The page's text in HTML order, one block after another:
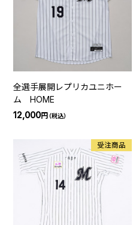
全選手展開レプリカユニホー
ム HOME
12,000円（税込）
受注商品